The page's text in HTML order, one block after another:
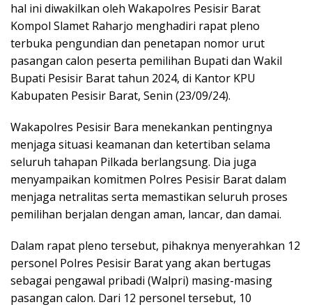
hal ini diwakilkan oleh Wakapolres Pesisir Barat
Kompol Slamet Raharjo menghadiri rapat pleno
terbuka pengundian dan penetapan nomor urut
pasangan calon peserta pemilihan Bupati dan Wakil
Bupati Pesisir Barat tahun 2024, di Kantor KPU
Kabupaten Pesisir Barat, Senin (23/09/24).
Wakapolres Pesisir Bara menekankan pentingnya
menjaga situasi keamanan dan ketertiban selama
seluruh tahapan Pilkada berlangsung. Dia juga
menyampaikan komitmen Polres Pesisir Barat dalam
menjaga netralitas serta memastikan seluruh proses
pemilihan berjalan dengan aman, lancar, dan damai.
Dalam rapat pleno tersebut, pihaknya menyerahkan 12
personel Polres Pesisir Barat yang akan bertugas
sebagai pengawal pribadi (Walpri) masing-masing
pasangan calon. Dari 12 personel tersebut, 10